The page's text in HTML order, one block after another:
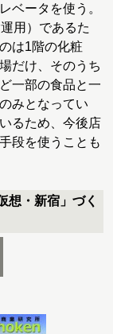
ベータを使う。
用）であるた
は1階の化粧
だけ、そのうち
一部の食品と一
みとなってい
るため、今後店
段を使うことも
想・新宿」づく